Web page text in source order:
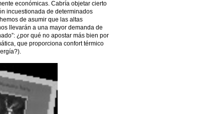
económicas. Cabría objetar cierto
incuestionada de determinados
de asumir que las altas
llevarán a una mayor demanda de
¿por qué no apostar más bien por
que proporciona confort térmico